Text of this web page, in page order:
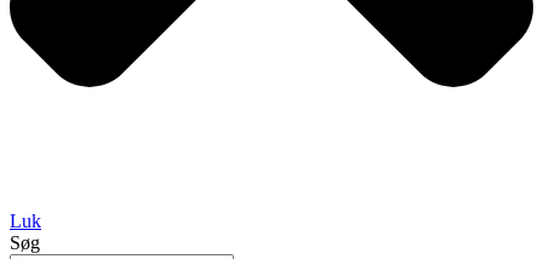
Luk
Søg